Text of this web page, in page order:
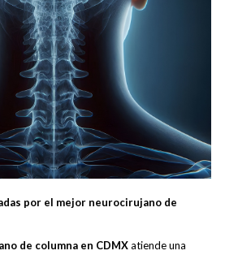
por el mejor neurocirujano de
de columna en CDMXatiende una